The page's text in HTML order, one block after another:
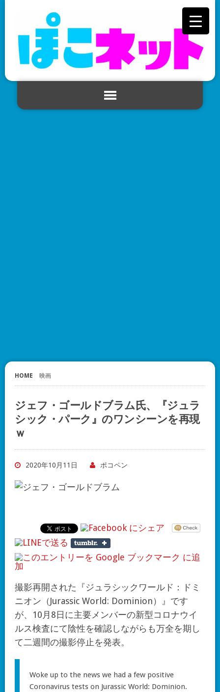
HOME 映画
ジェフ・ゴールドブラム氏、『ジュラ
シック・パーク』のワンシーンを再現
ｗ
2020年10月11日 ポコペン
撮影再開された『ジュラシックワールド：ドミ
ニオン（Jurassic World: Dominion）』です
が、10月8日に主要メンバーの新型コロナウイ
ルス検査にて陰性を確認しながらも万全を期し
て二週間の撮影停止を発表。
Woke up to the news we had a few positive
Coronavirus tests on Jurassic World: Dominion.